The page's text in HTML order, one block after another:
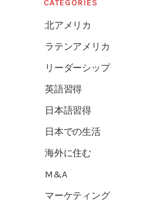
CATEGORIES
北アメリカ
ラテンアメリカ
リーダーシップ
英語習得
日本語習得
日本での生活
海外に住む
M&A
マーケティング